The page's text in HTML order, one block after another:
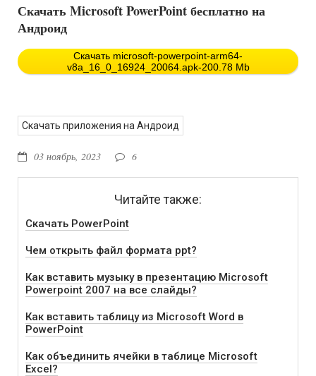
Скачать Microsoft PowerPoint бесплатно на
Андроид
Скачать microsoft-powerpoint-arm64-
v8a_16_0_16924_20064.apk-200.78 Mb
Скачать приложения на Андроид
03 ноябрь, 2023 6
Читайте также:
Скачать PowerPoint
Чем открыть файл формата ppt?
Как вставить музыку в презентацию Microsoft
Powerpoint 2007 на все слайды?
Как вставить таблицу из Microsoft Word в
PowerPoint
Как объединить ячейки в таблице Microsoft
Excel?